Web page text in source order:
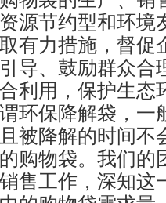
源节约型和环境
有力措施，督促
导、鼓励群众合
利用，保护生态
环保降解袋，一
被降解的时间不
购物袋。我们的
售工作，深知这